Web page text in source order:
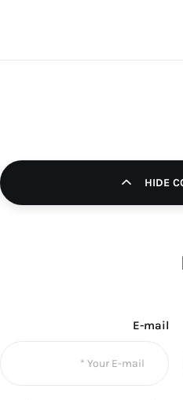
HIDE
E-mail